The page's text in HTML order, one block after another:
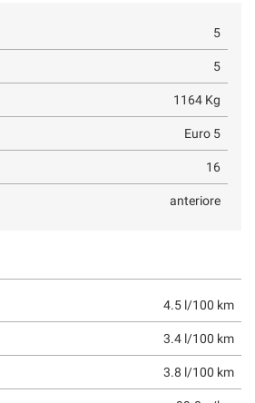
5
5
1164 Kg
Euro 5
16
anteriore
4.5 l/100 km
3.4 l/100 km
3.8 l/100 km